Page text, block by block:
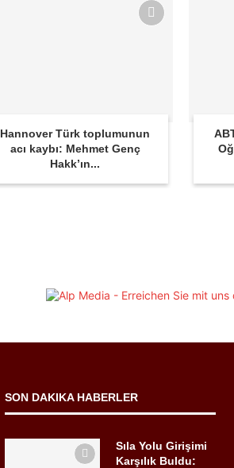
Hannover Türk toplumunun
acı kaybı: Mehmet Genç
Hakk’ın...
SON DAKIKA HABERLER
Sıla Yolu Girişimi
Karşılık Buldu: